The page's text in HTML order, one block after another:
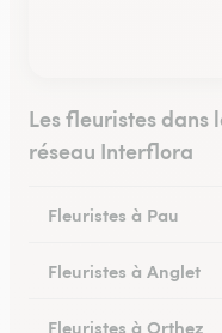
Les fleuristes dans
réseau Interflora
Fleuristes à Pau
Fleuristes à Anglet
Fleuristes à Orthez